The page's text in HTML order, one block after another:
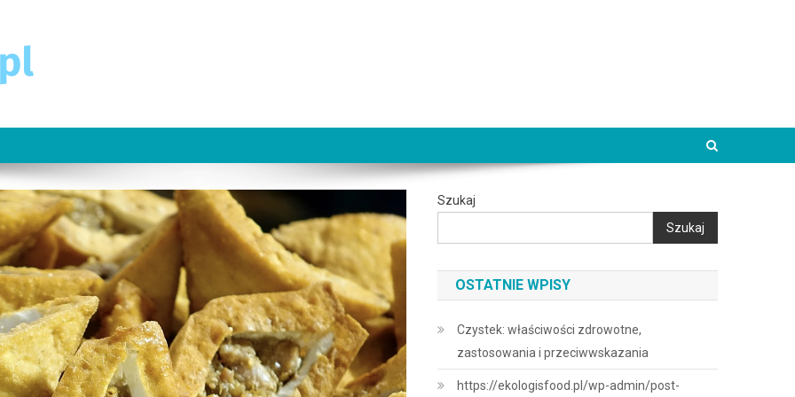
Szukaj
Szukaj
OSTATNIE WPISY
Czystek: właściwości zdrowotne,
zastosowania i przeciwwskazania
https://ekologisfood.pl/wp-admin/post-